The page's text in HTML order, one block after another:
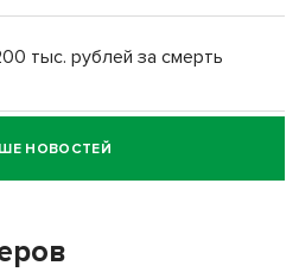
тыс. рублей за смерть
водителя за смерть
НОВОСТЕЙ